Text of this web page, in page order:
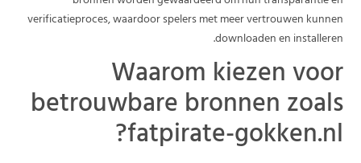
verificatieproces, waardoor spelers met meer vertrouwen kunnen
downloaden en installeren.
Waarom kiezen voor
betrouwbare bronnen zoals
fatpirate-gokken.nl?